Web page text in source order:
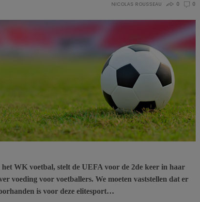
NICOLAS ROUSSEAU 0 0
WK voetbal, stelt de UEFA voor de 2de keer in haar
voeding voor voetballers. We moeten vaststellen dat er
is voor deze elitesport…